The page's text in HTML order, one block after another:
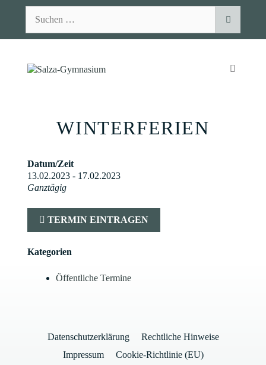
nach:
WINTERFERIEN
Datum/Zeit
13.02.2023 - 17.02.2023
Ganztägig
TERMIN EINTRAGEN
Kategorien
Öffentliche Termine
Datenschutzerklärung
Rechtliche Hinweise
Impressum
Cookie-Richtlinie (EU)